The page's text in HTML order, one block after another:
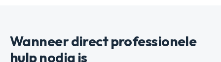
Wanneer direct professionele
hulp nodig is